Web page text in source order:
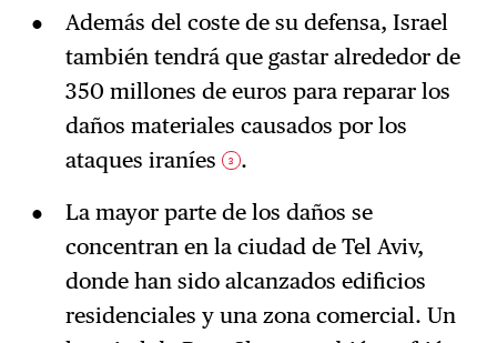
Además del coste de su defensa, Israel
también tendrá que gastar alrededor de
350 millones de euros para reparar los
daños materiales causados por los
ataques iraníes
3 .
La mayor parte de los daños se
concentran en la ciudad de Tel Aviv,
donde han sido alcanzados edificios
residenciales y una zona comercial. Un